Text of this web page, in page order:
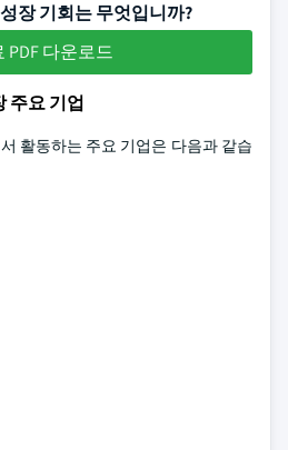
장 기회는 무엇입니까?
PDF 다운로드
주요 기업
활동하는 주요 기업은 다음과 같습